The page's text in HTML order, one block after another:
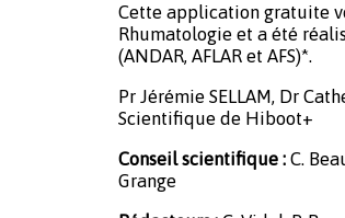
Cette application gratuite
Rhumatologie et a été
(ANDAR, AFLAR et AFS)*.
Pr Jérémie SELLAM, Dr
Scientifique de Hiboot+
Conseil scientifique : C.
Grange